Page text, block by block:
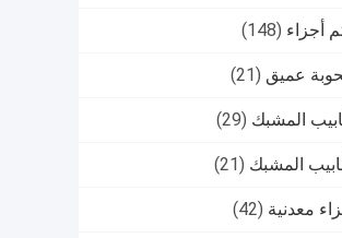
أجزاء (148)
عميق (21)
المشبك (29)
المشبك (21)
معدنية (42)